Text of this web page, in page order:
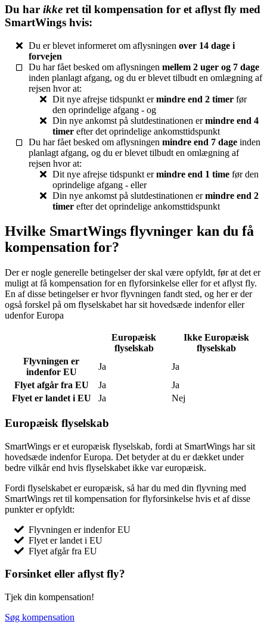
Du har ikke ret til kompensation for et aflyst fly med
SmartWings hvis:
Du er blevet informeret om aflysningen over 14 dage i
forvejen
Du har fået besked om aflysningen mellem 2 uger og 7 dage
inden planlagt afgang, og du er blevet tilbudt en omlægning af
rejsen hvor at:
Dit nye afrejse tidspunkt ermindre end 2 timer før
den oprindelige afgang - og
Din nye ankomst på slutdestinationen ermindre end 4
timer efter det oprindelige ankomsttidspunkt
Du har fået besked om aflysningen mindre end 7 dage inden
planlagt afgang, og du er blevet tilbudt en omlægning af
rejsen hvor at:
Dit nye afrejse tidspunkt ermindre end 1 time før den
oprindelige afgang - eller
Din nye ankomst på slutdestinationen ermindre end 2
timer efter det oprindelige ankomsttidspunkt
Hvilke SmartWings flyvninger kan du få
kompensation for?
Der er nogle generelle betingelser der skal være opfyldt, før at det er
muligt at få kompensation for en flyforsinkelse eller for et aflyst fly.
En af disse betingelser er hvor flyvningen fandt sted, og her er der
også forskel på om flyselskabet har sit hovedsæde indenfor eller
udenfor Europa
Europæisk
flyselskab
Ikke Europæisk
flyselskab
Flyvningen er
indenfor EU
Ja
Ja
Flyet afgår fra EU
Ja
Ja
Flyet er landet i EU
Ja Nej
Europæisk flyselskab
SmartWings er et europæisk flyselskab, fordi at SmartWings har sit
hovedsæde indenfor Europa. Det betyder at du er dækket under
bedre vilkår end hvis flyselskabet ikke var europæisk.
Fordi flyselskabet er europæisk, så har du med din flyvning med
SmartWings ret til kompensation for flyforsinkelse hvis et af disse
punkter er opfyldt:
Flyvningen er indenfor EU
Flyet er landet i EU
Flyet afgår fra EU
Forsinket eller aflyst fly?
Tjek din kompensation!
Søg kompensation